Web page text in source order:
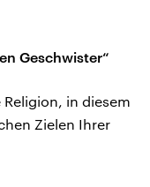
Geschwister“
in diesem
Zielen Ihrer